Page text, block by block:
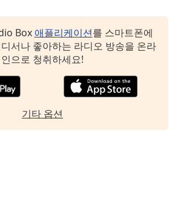
Box 애플리케이션를 스마트폰에
서나 좋아하는 라디오 방송을 온라
인으로 청취하세요!
기타 옵션